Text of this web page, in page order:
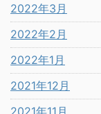
2022年3月
2022年2月
2022年1月
2021年12月
2021年11月